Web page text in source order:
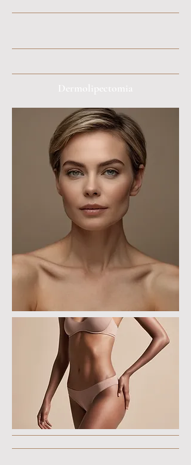
Dermolipectomia